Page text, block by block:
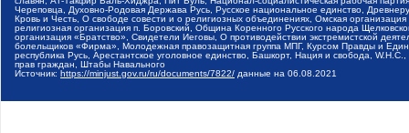
Череповца, Духовно-Родовая Держава Русь, Русское национальное единство,
Кровь и Честь, О свободе совести и о религиозных объединениях, Омская
религиозная организация п. Боровский, Община Коренного Русского народа
организация «Братство», Свидетели Иеговы, О противодействии экстремистской
болельщиков «Фирма», Молодежная правозащитная группа МПГ, Курсом Правды и
республика Русь, Арестантское уголовное единство, Башкорт, Нация и свобода,
прав граждан, Штабы Навального
Источник: https://minjust.gov.ru/ru/documents/7822/ данные на 06.08.2021